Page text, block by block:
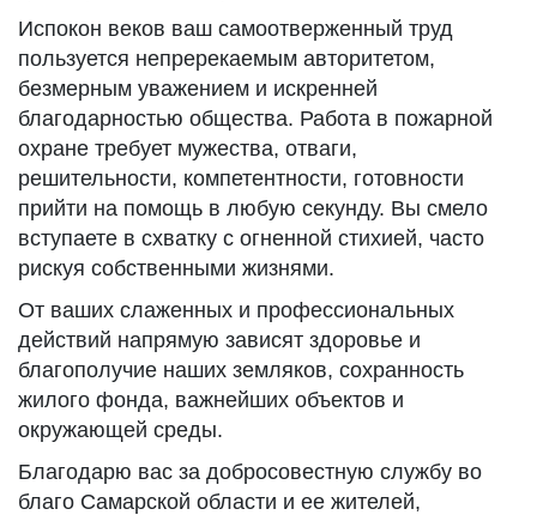
Испокон веков ваш самоотверженный труд
пользуется непререкаемым авторитетом,
безмерным уважением и искренней
благодарностью общества. Работа в пожарной
охране требует мужества, отваги,
решительности, компетентности, готовности
прийти на помощь в любую секунду. Вы смело
вступаете в схватку с огненной стихией, часто
рискуя собственными жизнями.
От ваших слаженных и профессиональных
действий напрямую зависят здоровье и
благополучие наших земляков, сохранность
жилого фонда, важнейших объектов и
окружающей среды.
Благодарю вас за добросовестную службу во
благо Самарской области и ее жителей,